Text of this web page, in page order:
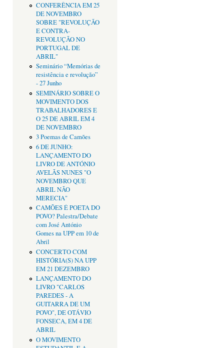
CONFERÊNCIA EM 25
DE NOVEMBRO
SOBRE "REVOLUÇÃO
E CONTRA-
REVOLUÇÃO NO
PORTUGAL DE
ABRIL"
Seminário “Memórias de
resistência e revolução”
- 27 Junho
SEMINÁRIO SOBRE O
MOVIMENTO DOS
TRABALHADORES E
O 25 DE ABRIL EM 4
DE NOVEMBRO
3 Poemas de Camões
6 DE JUNHO:
LANÇAMENTO DO
LIVRO DE ANTÓNIO
AVELÃS NUNES "O
NOVEMBRO QUE
ABRIL NÃO
MERECIA"
CAMÕES É POETA DO
POVO? Palestra/Debate
com José António
Gomes na UPP em 10 de
Abril
CONCERTO COM
HISTÓRIA(S) NA UPP
EM 21 DEZEMBRO
LANÇAMENTO DO
LIVRO "CARLOS
PAREDES - A
GUITARRA DE UM
POVO", DE OTÁVIO
FONSECA, EM 4 DE
ABRIL
O MOVIMENTO